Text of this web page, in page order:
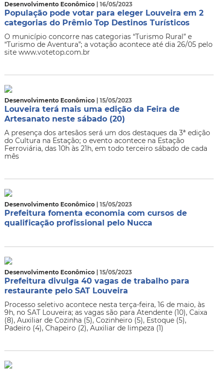
Desenvolvimento Econômico | 16/05/2023
População pode votar para eleger Louveira em 2
categorias do Prêmio Top Destinos Turísticos
O município concorre nas categorias “Turismo Rural” e
“Turismo de Aventura”; a votação acontece até dia 26/05 pelo
site www.votetop.com.br
Desenvolvimento Econômico | 15/05/2023
Louveira terá mais uma edição da Feira de
Artesanato neste sábado (20)
A presença dos artesãos será um dos destaques da 3ª edição
do Cultura na Estação; o evento acontece na Estação
Ferroviária, das 10h às 21h, em todo terceiro sábado de cada
mês
Desenvolvimento Econômico | 15/05/2023
Prefeitura fomenta economia com cursos de
qualificação profissional pelo Nucca
Desenvolvimento Econômico | 15/05/2023
Prefeitura divulga 40 vagas de trabalho para
restaurante pelo SAT Louveira
Processo seletivo acontece nesta terça-feira, 16 de maio, às
9h, no SAT Louveira; as vagas são para Atendente (10), Caixa
(8), Auxiliar de Cozinha (5), Cozinheiro (5), Estoque (5),
Padeiro (4), Chapeiro (2), Auxiliar de limpeza (1)